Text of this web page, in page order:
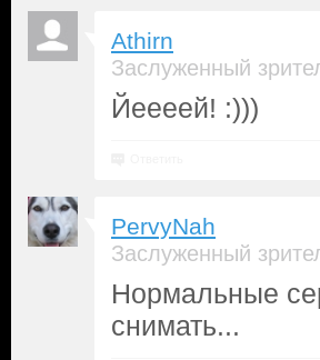
Athirn
Заслуженный
Йеееей! :)))
PervyNah
Заслуженный
Нормальные
снимать...